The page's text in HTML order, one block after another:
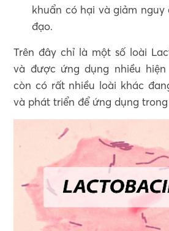
khuẩn có hại và giảm
đạo.
Trên đây chỉ là một số loài
và được ứng dụng nhiều
còn có rất nhiều loài khác
và phát triển để ứng dụng